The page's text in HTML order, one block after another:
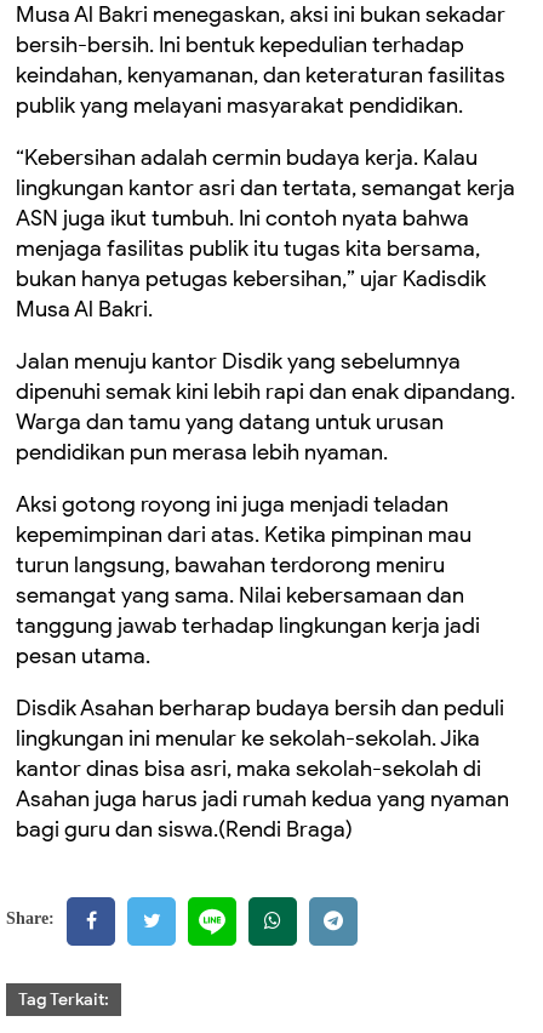
Musa Al Bakri menegaskan, aksi ini bukan sekadar
bersih-bersih. Ini bentuk kepedulian terhadap
keindahan, kenyamanan, dan keteraturan fasilitas
publik yang melayani masyarakat pendidikan.
“Kebersihan adalah cermin budaya kerja. Kalau
lingkungan kantor asri dan tertata, semangat kerja
ASN juga ikut tumbuh. Ini contoh nyata bahwa
menjaga fasilitas publik itu tugas kita bersama,
bukan hanya petugas kebersihan,” ujar Kadisdik
Musa Al Bakri.
Jalan menuju kantor Disdik yang sebelumnya
dipenuhi semak kini lebih rapi dan enak dipandang.
Warga dan tamu yang datang untuk urusan
pendidikan pun merasa lebih nyaman.
Aksi gotong royong ini juga menjadi teladan
kepemimpinan dari atas. Ketika pimpinan mau
turun langsung, bawahan terdorong meniru
semangat yang sama. Nilai kebersamaan dan
tanggung jawab terhadap lingkungan kerja jadi
pesan utama.
Disdik Asahan berharap budaya bersih dan peduli
lingkungan ini menular ke sekolah-sekolah. Jika
kantor dinas bisa asri, maka sekolah-sekolah di
Asahan juga harus jadi rumah kedua yang nyaman
bagi guru dan siswa.(Rendi Braga)
Share:
Tag Terkait: